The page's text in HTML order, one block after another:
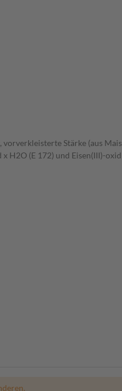
Stärke (aus
H2O (E 172) und Eisen(III)-oxid